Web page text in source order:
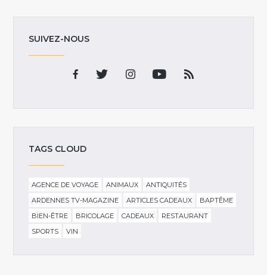
SUIVEZ-NOUS
TAGS CLOUD
AGENCE DE VOYAGE ANIMAUX
ANTIQUITÉS
ARDENNES TV-MAGAZINE
ARTICLES CADEAUX
BAPTÊME
BIEN-ÊTRE
BRICOLAGE CADEAUX
RESTAURANT
SPORTS
VIN